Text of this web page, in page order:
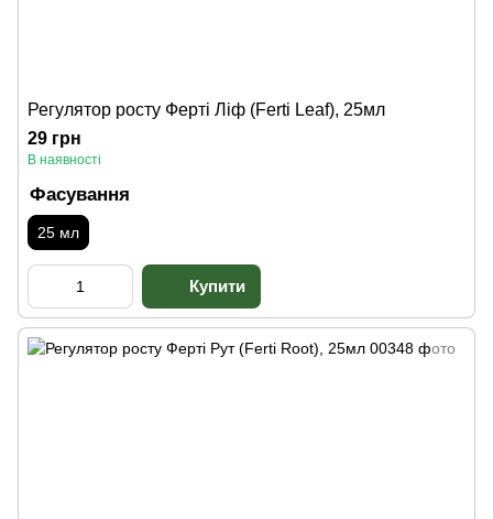
Регулятор росту Ферті Ліф (Ferti Leaf), 25мл
29 грн
В наявності
Фасування
25 мл